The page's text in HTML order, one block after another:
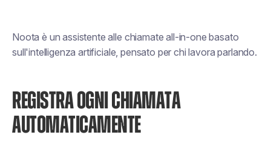
Noota è un assistente alle chiamate all-in-one basato
sull'intelligenza artificiale, pensato per chi lavora parlando.
REGISTRA OGNI CHIAMATA
AUTOMATICAMENTE